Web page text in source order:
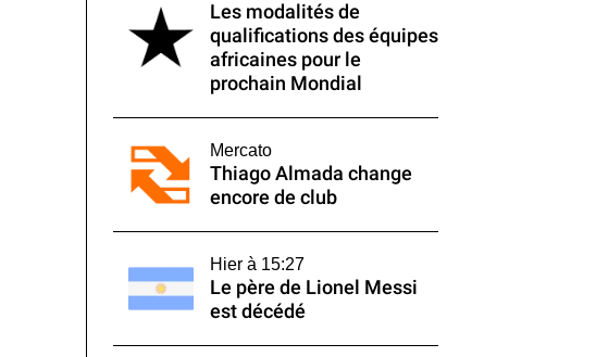
Les modalités de
qualifications des équipes
africaines pour le
prochain Mondial
Mercato
Thiago Almada change
encore de club
Hier à 15:27
Le père de Lionel Messi
est décédé